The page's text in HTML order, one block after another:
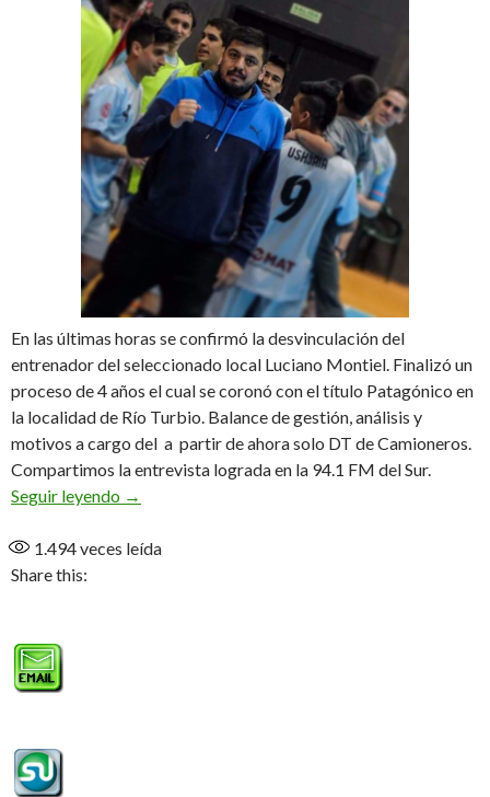
En las últimas horas se confirmó la desvinculación del
entrenador del seleccionado local Luciano Montiel. Finalizó un
proceso de 4 años el cual se coronó con el título Patagónico en
la localidad de Río Turbio. Balance de gestión, análisis y
motivos a cargo del a partir de ahora solo DT de Camioneros.
Compartimos la entrevista lograda en la 94.1 FM del Sur.
Seguir leyendo «Fue bastante rara mi salida, tenía un nuevo
→
1.494veces leída
Share this: